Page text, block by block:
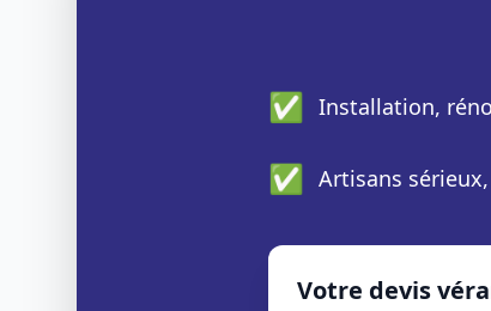
✅ Installation,
✅ Artisans
Votre devis